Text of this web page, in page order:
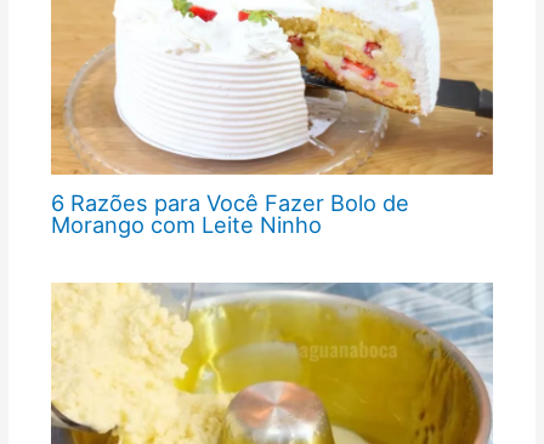
6 Razões para Você Fazer Bolo de
Morango com Leite Ninho